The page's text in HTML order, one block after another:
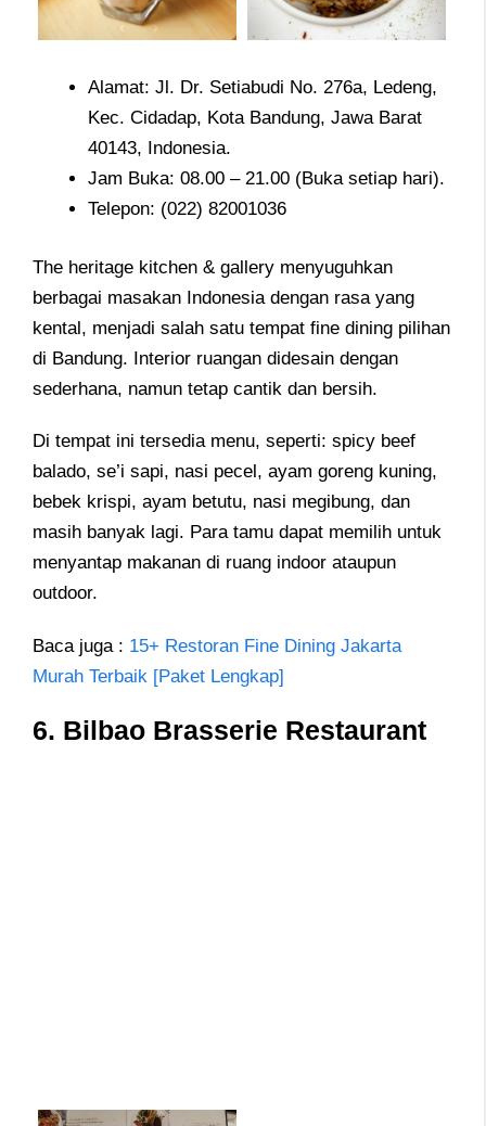
Alamat: Jl. Dr. Setiabudi No. 276a, Ledeng,
Kec. Cidadap, Kota Bandung, Jawa Barat
40143, Indonesia.
Jam Buka: 08.00 – 21.00 (Buka setiap hari).
Telepon: (022) 82001036
The heritage kitchen & gallery menyuguhkan
berbagai masakan Indonesia dengan rasa yang
kental, menjadi salah satu tempat fine dining pilihan
di Bandung. Interior ruangan didesain dengan
sederhana, namun tetap cantik dan bersih.
Di tempat ini tersedia menu, seperti: spicy beef
balado, se’i sapi, nasi pecel, ayam goreng kuning,
bebek krispi, ayam betutu, nasi megibung, dan
masih banyak lagi. Para tamu dapat memilih untuk
menyantap makanan di ruang indoor ataupun
outdoor.
Baca juga : 15+ Restoran Fine Dining Jakarta
Murah Terbaik [Paket Lengkap]
6. Bilbao Brasserie Restaurant